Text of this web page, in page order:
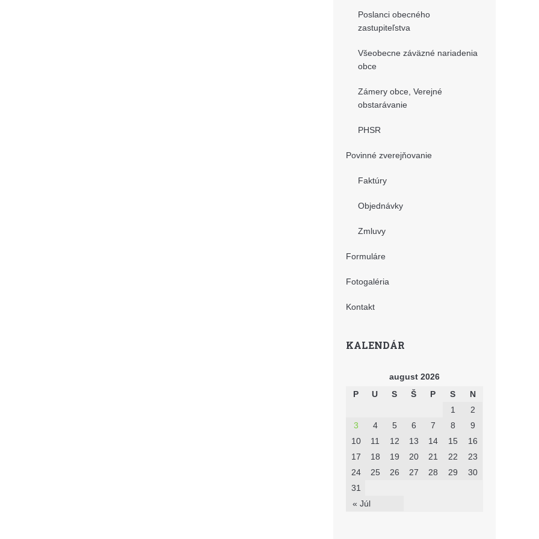
Poslanci obecného
zastupiteľstva
Všeobecne záväzné nariadenia
obce
Zámery obce, Verejné
obstarávanie
PHSR
Povinné zverejňovanie
Faktúry
Objednávky
Zmluvy
Formuláre
Fotogaléria
Kontakt
KALENDÁR
august 2026
P
U S Š P S N
« Júl
1
2
3
4 5 6 7 8
9
10
11 12 13 14 15
16
17
18 19 20 21 22
23
24
25 26 27 28 29
30
31